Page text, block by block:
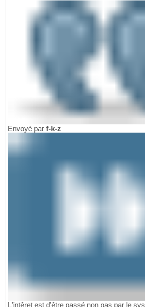
Envoyé par f-k-z
L'intêret est d'être passé non pas par le